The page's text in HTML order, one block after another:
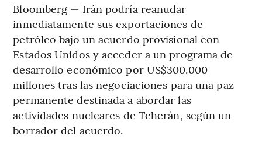
Bloomberg — Irán podría reanudar
inmediatamente sus exportaciones de
petróleo bajo un acuerdo provisional con
Estados Unidos y acceder a un programa de
desarrollo económico por US$300.000
millones tras las negociaciones para una paz
permanente destinada a abordar las
actividades nucleares de Teherán, según un
borrador del acuerdo.